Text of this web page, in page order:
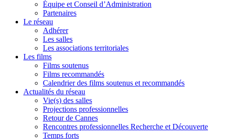
Équipe et Conseil d’Administration
Partenaires
Le réseau
Adhérer
Les salles
Les associations territoriales
Les films
Films soutenus
Films recommandés
Calendrier des films soutenus et recommandés
Actualités du réseau
Vie(s) des salles
Projections professionnelles
Retour de Cannes
Rencontres professionnelles Recherche et Découverte
Temps forts